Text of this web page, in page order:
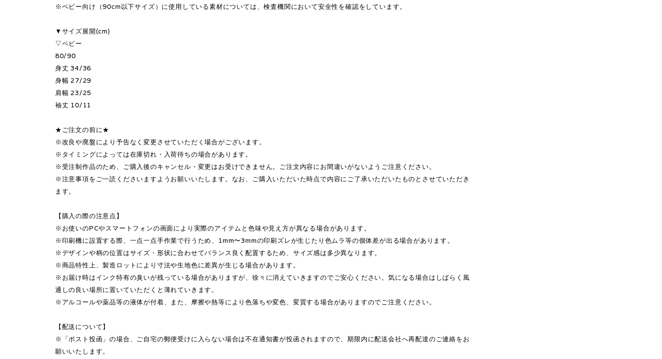
※ベビー向け（90cm以下サイズ）に使用している素材については、検査機関において安全性を確認をしています。
▼サイズ展開(cm)
▽ベビー
80/90
身丈 34/36
身幅 27/29
肩幅 23/25
袖丈 10/11
★ご注文の前に★
※改良や廃盤により予告なく変更させていただく場合がございます。
※タイミングによっては在庫切れ・入荷待ちの場合があります。
※受注制作品のため、ご購入後のキャンセル・変更はお受けできません。ご注文内容にお間違いがないようご注意ください。
※注意事項をご一読くださいますようお願いいたします。なお、ご購入いただいた時点で内容にご了承いただいたものとさせていただき
ます。
【購入の際の注意点】
※お使いのPCやスマートフォンの画面により実際のアイテムと色味や見え方が異なる場合があります。
※印刷機に設置する際、一点一点手作業で行うため、1mm〜3mmの印刷ズレが生じたり色ムラ等の個体差が出る場合があります。
※デザインや柄の位置はサイズ・形状に合わせてバランス良く配置するため、サイズ感は多少異なります。
※商品特性上、製造ロットにより寸法や生地色に差異が生じる場合があります。
※お届け時はインク特有の臭いが残っている場合がありますが、徐々に消えていきますのでご安心ください。気になる場合はしばらく風
通しの良い場所に置いていただくと薄れていきます。
※アルコールや薬品等の液体が付着、また、摩擦や熱等により色落ちや変色、変質する場合がありますのでご注意ください。
【配送について】
※「ポスト投函」の場合、ご自宅の郵便受けに入らない場合は不在通知書が投函されますので、期限内に配送会社へ再配達のご連絡をお
願いいたします。